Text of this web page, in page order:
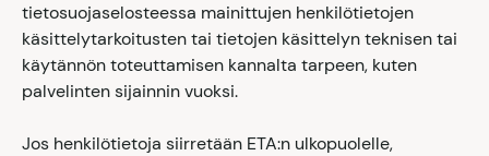
tietosuojaselosteessa mainittujen henkilötietojen
käsittelytarkoitusten tai tietojen käsittelyn teknisen tai
käytännön toteuttamisen kannalta tarpeen, kuten
palvelinten sijainnin vuoksi.
Jos henkilötietoja siirretään ETA:n ulkopuolelle,